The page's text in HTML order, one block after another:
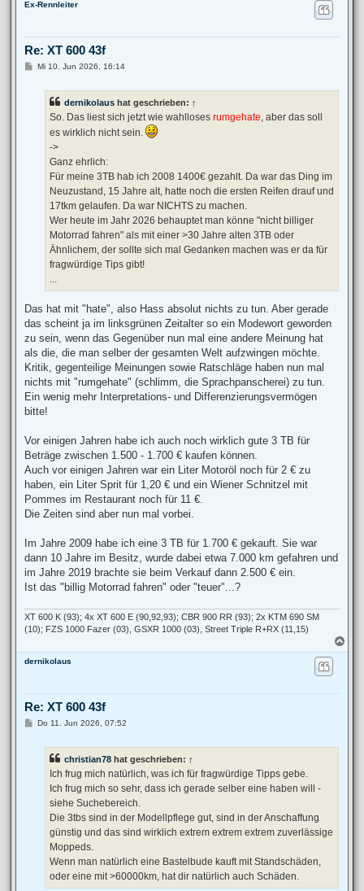
Ex-Rennleiter
Re: XT 600 43f
BMi 10. Jun 2026, 16:14
dernikolaus hat geschrieben: ↑
So. Das liest sich jetzt wie wahlloses rumgehate, aber das soll
es wirklich nicht sein.
->
Ganz ehrlich:
Für meine 3TB hab ich 2008 1400€ gezahlt. Da war das Ding im
Neuzustand, 15 Jahre alt, hatte noch die ersten Reifen drauf und
17tkm gelaufen. Da war NICHTS zu machen.
Wer heute im Jahr 2026 behauptet man könne "nicht billiger
Motorrad fahren" als mit einer >30 Jahre alten 3TB oder
Ähnlichem, der sollte sich mal Gedanken machen was er da für
fragwürdige Tips gibt!
...
Das hat mit "hate", also Hass absolut nichts zu tun. Aber gerade
das scheint ja im linksgrünen Zeitalter so ein Modewort geworden
zu sein, wenn das Gegenüber nun mal eine andere Meinung hat
als die, die man selber der gesamten Welt aufzwingen möchte.
Kritik, gegenteilige Meinungen sowie Ratschläge haben nun mal
nichts mit "rumgehate" (schlimm, die Sprachpanscherei) zu tun.
Ein wenig mehr Interpretations- und Differenzierungsvermögen
bitte!
Vor einigen Jahren habe ich auch noch wirklich gute 3 TB für
Beträge zwischen 1.500 - 1.700 € kaufen können.
Auch vor einigen Jahren war ein Liter Motoröl noch für 2 € zu
haben, ein Liter Sprit für 1,20 € und ein Wiener Schnitzel mit
Pommes im Restaurant noch für 11 €.
Die Zeiten sind aber nun mal vorbei.
Im Jahre 2009 habe ich eine 3 TB für 1.700 € gekauft. Sie war
dann 10 Jahre im Besitz, wurde dabei etwa 7.000 km gefahren und
im Jahre 2019 brachte sie beim Verkauf dann 2.500 € ein.
Ist das "billig Motorrad fahren" oder "teuer"...?
XT 600 K (93); 4x XT 600 E (90,92,93); CBR 900 RR (93); 2x KTM 690 SM
(10); FZS 1000 Fazer (03), GSXR 1000 (03), Street Triple R+RX (11,15)
a
dernikolaus
Re: XT 600 43f
BDo 11. Jun 2026, 07:52
christian78 hat geschrieben: ↑
Ich frug mich natürlich, was ich für fragwürdige Tipps gebe.
Ich frug mich so sehr, dass ich gerade selber eine haben will -
siehe Suchebereich.
Die 3tbs sind in der Modellpflege gut, sind in der Anschaffung
günstig und das sind wirklich extrem extrem extrem zuverlässige
Moppeds.
Wenn man natürlich eine Bastelbude kauft mit Standschäden,
oder eine mit >60000km, hat dir natürlich auch Schäden.